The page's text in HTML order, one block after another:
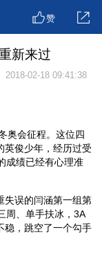
赞
新来过
2018-02-18 09:41:38
奥会征程。这位四
英俊少年，经历过受
成绩已经有心理准
失误的闫涵第一组第
周、单手扶冰，3A
稳，跳空了一个勾手